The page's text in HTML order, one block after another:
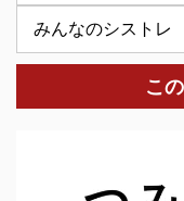
みんなのシストレ
こ